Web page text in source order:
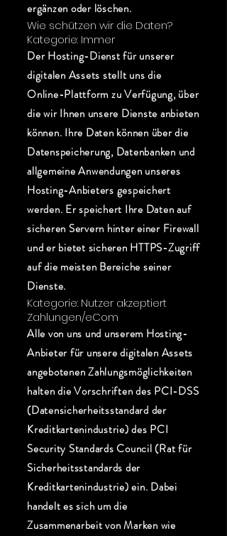
ergänzen oder löschen.
Wie schützen wir die Daten?
Kategorie: Immer
Der Hosting-Dienst für unserer
digitalen Assets stellt uns die
Online-Plattform zu Verfügung, über
die wir Ihnen unsere Dienste anbieten
können. Ihre Daten können über die
Datenspeicherung, Datenbanken und
allgemeine Anwendungen unseres
Hosting-Anbieters gespeichert
werden. Er speichert Ihre Daten auf
sicheren Servern hinter einer Firewall
und er bietet sicheren HTTPS-Zugriff
auf die meisten Bereiche seiner
Dienste.
Kategorie: Nutzer akzeptiert
Zahlungen/eCom
Alle von uns und unserem Hosting-
Anbieter für unsere digitalen Assets
angebotenen Zahlungsmöglichkeiten
halten die Vorschriften des PCI-DSS
(Datensicherheitsstandard der
Kreditkartenindustrie) des PCI
Security Standards Council (Rat für
Sicherheitsstandards der
Kreditkartenindustrie) ein. Dabei
handelt es sich um die
Zusammenarbeit von Marken wie